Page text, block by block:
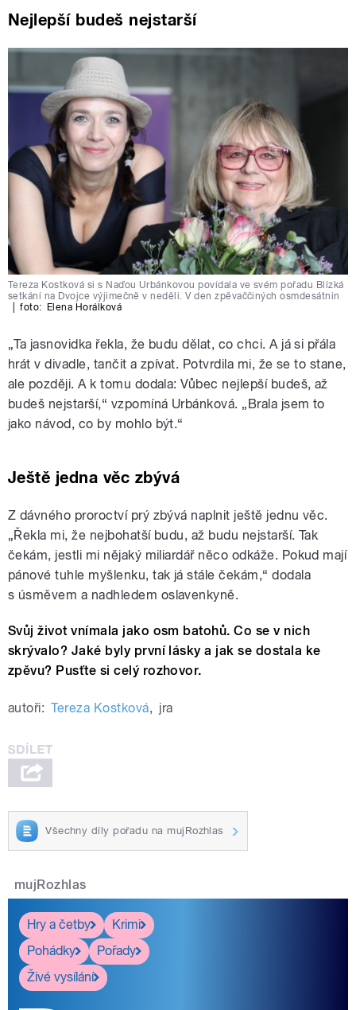
Nejlepší budeš nejstarší
Tereza Kostková si s Naďou Urbánkovou povídala ve svém pořadu Blízká
setkání na Dvojce výjimečně v neděli. V den zpěvaččiných osmdesátnin
foto: Elena Horálková
„Ta jasnovidka řekla, že budu dělat, co chci. A já si přála
hrát v divadle, tančit a zpívat. Potvrdila mi, že se to stane,
ale později. A k tomu dodala: Vůbec nejlepší budeš, až
budeš nejstarší,“ vzpomíná Urbánková. „Brala jsem to
jako návod, co by mohlo být.“
Ještě jedna věc zbývá
Z dávného proroctví prý zbývá naplnit ještě jednu věc.
„Řekla mi, že nejbohatší budu, až budu nejstarší. Tak
čekám, jestli mi nějaký miliardář něco odkáže. Pokud mají
pánové tuhle myšlenku, tak já stále čekám,“ dodala
s úsměvem a nadhledem oslavenkyně.
Svůj život vnímala jako osm batohů. Co se v nich
skrývalo? Jaké byly první lásky a jak se dostala ke
zpěvu? Pusťte si celý rozhovor.
autoři: Tereza Kostková, jra
Všechny díly pořadu na mujRozhlas
mujRozhlas
Hry a četby
Krimi
Pohádky
Pořady
Živé vysílání